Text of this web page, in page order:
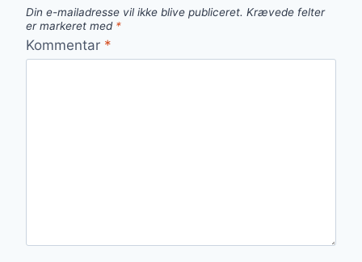
Din e-mailadresse vil ikke blive publiceret. Krævede felter
er markeret med *
Kommentar *